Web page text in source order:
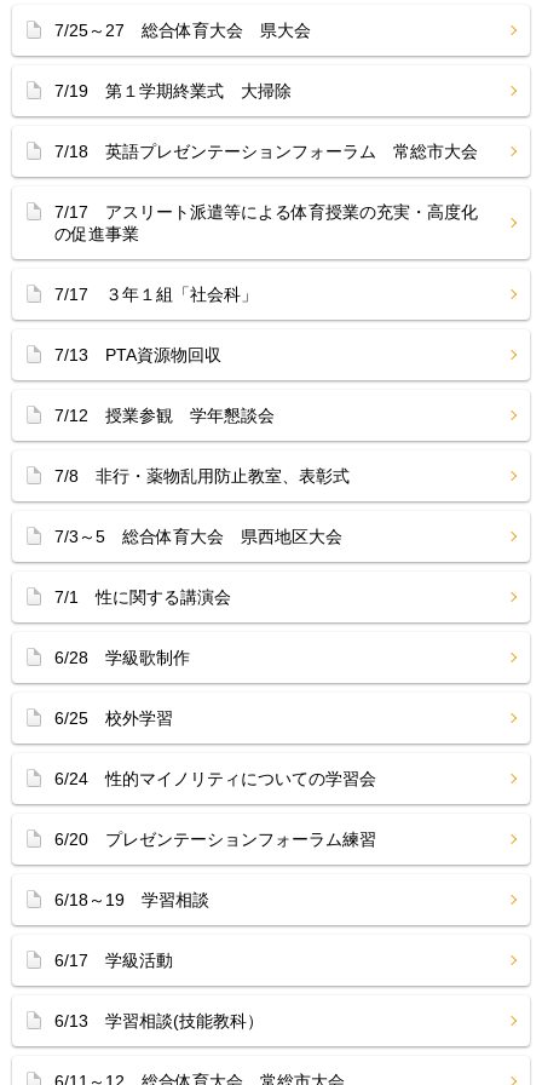
7/25～27 総合体育大会 県大会
7/19 第１学期終業式 大掃除
7/18 英語プレゼンテーションフォーラム 常総市大会
7/17 アスリート派遣等による体育授業の充実・高度化
の促進事業
7/17 ３年１組「社会科」
7/13 PTA資源物回収
7/12 授業参観 学年懇談会
7/8 非行・薬物乱用防止教室、表彰式
7/3～5 総合体育大会 県西地区大会
7/1 性に関する講演会
6/28 学級歌制作
6/25 校外学習
6/24 性的マイノリティについての学習会
6/20 プレゼンテーションフォーラム練習
6/18～19 学習相談
6/17 学級活動
6/13 学習相談(技能教科）